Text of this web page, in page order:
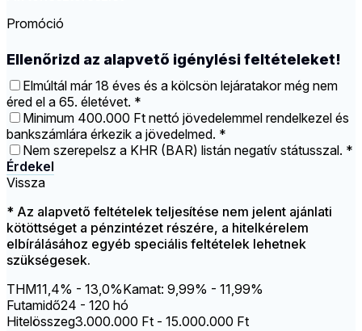
Promóció
Ellenőrizd az alapvető igénylési feltételeket!
Elmúltál már 18 éves és a kölcsön lejáratakor még nem
éred el a 65. életévet. *
Minimum 400.000 Ft nettó jövedelemmel rendelkezel és
bankszámlára érkezik a jövedelmed. *
Nem szerepelsz a KHR (BAR) listán negatív státusszal. *
Érdekel
Vissza
* Az alapvető feltételek teljesítése nem jelent ajánlati
kötöttséget a pénzintézet részére, a hitelkérelem
elbírálásához egyéb speciális feltételek lehetnek
szükségesek.
THM11,4% - 13,0%Kamat: 9,99% - 11,99%
Futamidő24 - 120 hó
Hitelösszeg3.000.000 Ft - 15.000.000 Ft